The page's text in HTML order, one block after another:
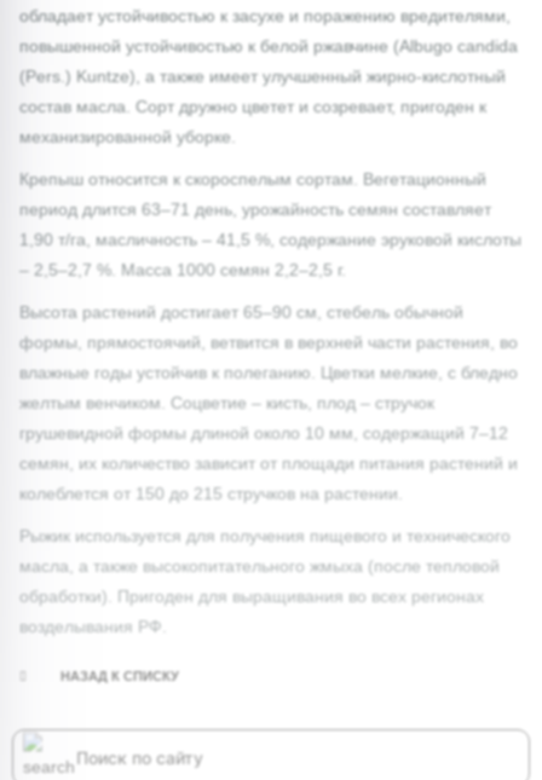
обладает устойчивостью к засухе и поражению вредителями,
повышенной устойчивостью к белой ржавчине (Albugo candida
(Pers.) Kuntze), а также имеет улучшенный жирно-кислотный
состав масла. Сорт дружно цветет и созревает, пригоден к
механизированной уборке.
Крепыш относится к скороспелым сортам. Вегетационный
период длится 63–71 день, урожайность семян составляет
1,90 т/га, масличность – 41,5 %, содержание эруковой кислоты
– 2,5–2,7 %. Масса 1000 семян 2,2–2,5 г.
Высота растений достигает 65–90 см, стебель обычной
формы, прямостоячий, ветвится в верхней части растения, во
влажные годы устойчив к полеганию. Цветки мелкие, с бледно
желтым венчиком. Соцветие – кисть, плод – стручок
грушевидной формы длиной около 10 мм, содержащий 7–12
семян, их количество зависит от площади питания растений и
колеблется от 150 до 215 стручков на растении.
Рыжик используется для получения пищевого и технического
масла, а также высокопитательного жмыха (после тепловой
обработки). Пригоден для выращивания во всех регионах
возделывания РФ.
НАЗАД К СПИСКУ